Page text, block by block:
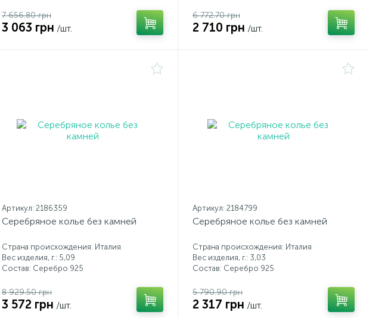
7 656.80 грн
3 063 грн /шт.
6 772.70 грн
2 710 грн /шт.
Артикул: 2186359
Серебряное колье без камней
Страна происхождения: Италия
Вес изделия, г.: 5,09
Состав: Серебро 925
8 929.50 грн
3 572 грн /шт.
Артикул: 2184799
Серебряное колье без камней
Страна происхождения: Италия
Вес изделия, г.: 3,03
Состав: Серебро 925
5 790.90 грн
2 317 грн /шт.